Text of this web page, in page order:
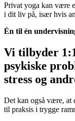
Privat yoga kan være
i dit liv på, især hvis
Én til én
Vi tilbyder
psykiske
stress og
Det kan også være, at
til praksis i trygge